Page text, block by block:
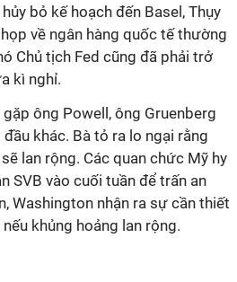
bỏ kế hoạch đến Basel, Thụy
về ngân hàng quốc tế thường
Chủ tịch Fed cũng đã phải trở
kì nghỉ.
ông Powell, ông Gruenberg
khác. Bà tỏ ra lo ngại rằng
lan rộng. Các quan chức Mỹ hy
SVB vào cuối tuần để trấn an
Washington nhận ra sự cần thiết
khủng hoảng lan rộng.